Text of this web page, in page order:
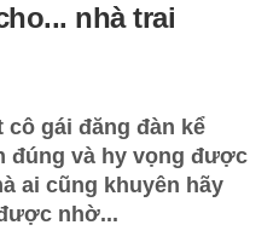
nhà trai
cô gái đăng đàn kể
đúng và hy vọng được
ai cũng khuyên hãy
nhờ...